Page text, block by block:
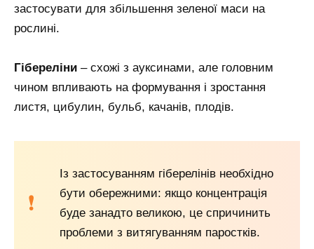
застосувати для збільшення зеленої маси на
рослині.
Гібереліни – схожі з ауксинами, але головним
чином впливають на формування і зростання
листя, цибулин, бульб, качанів, плодів.
Із застосуванням гіберелінів необхідно
бути обережними: якщо концентрація
буде занадто великою, це спричинить
проблеми з витягуванням паростків.